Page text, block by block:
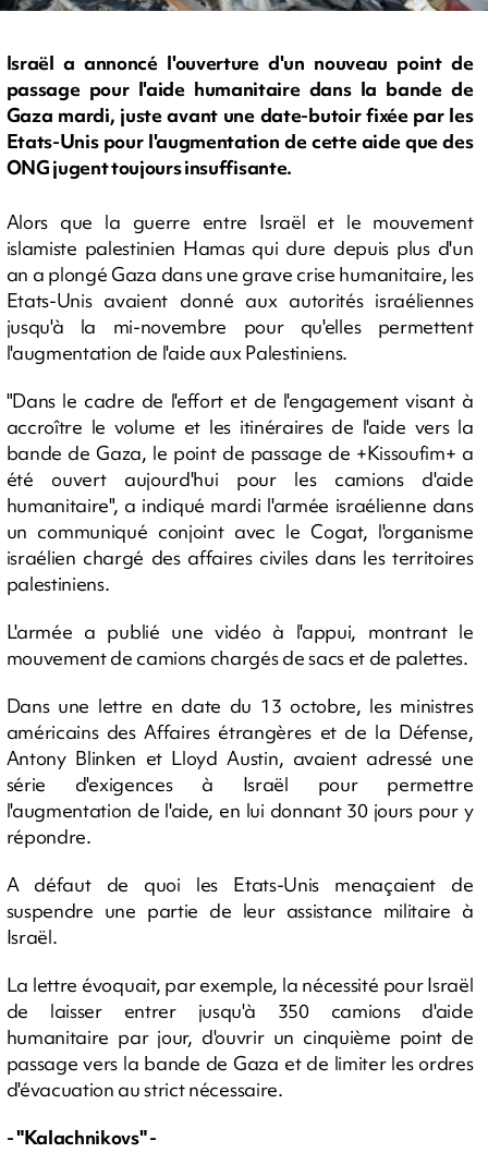
Israël a annoncé l'ouverture d'un nouveau point de
passage pour l'aide humanitaire dans la bande de
Gaza mardi, juste avant une date-butoir fixée par les
Etats-Unis pour l'augmentation de cette aide que des
ONG jugent toujours insuffisante.
Alors que la guerre entre Israël et le mouvement
islamiste palestinien Hamas qui dure depuis plus d'un
an a plongé Gaza dans une grave crise humanitaire, les
Etats-Unis avaient donné aux autorités israéliennes
jusqu'à la mi-novembre pour qu'elles permettent
l'augmentation de l'aide aux Palestiniens.
"Dans le cadre de l'effort et de l'engagement visant à
accroître le volume et les itinéraires de l'aide vers la
bande de Gaza, le point de passage de +Kissoufim+ a
été ouvert aujourd'hui pour les camions d'aide
humanitaire", a indiqué mardi l'armée israélienne dans
un communiqué conjoint avec le Cogat, l'organisme
israélien chargé des affaires civiles dans les territoires
palestiniens.
L'armée a publié une vidéo à l'appui, montrant le
mouvement de camions chargés de sacs et de palettes.
Dans une lettre en date du 13 octobre, les ministres
américains des Affaires étrangères et de la Défense,
Antony Blinken et Lloyd Austin, avaient adressé une
série d'exigences à Israël pour permettre
l'augmentation de l'aide, en lui donnant 30 jours pour y
répondre.
A défaut de quoi les Etats-Unis menaçaient de
suspendre une partie de leur assistance militaire à
Israël.
La lettre évoquait, par exemple, la nécessité pour Israël
de laisser entrer jusqu'à 350 camions d'aide
humanitaire par jour, d'ouvrir un cinquième point de
passage vers la bande de Gaza et de limiter les ordres
d'évacuation au strict nécessaire.
- "Kalachnikovs" -